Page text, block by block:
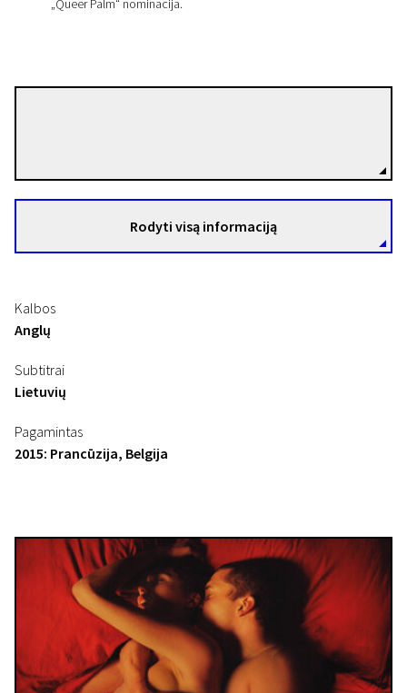
„Queer Palm“ nominacija.
Rodyti visą informaciją
Kalbos
Anglų
Subtitrai
Lietuvių
Pagamintas
2015: Prancūzija, Belgija